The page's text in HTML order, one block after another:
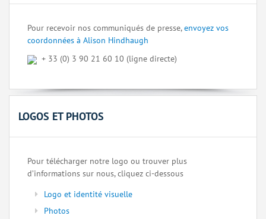
Pour recevoir nos communiqués de presse,envoyez vos
coordonnées à Alison Hindhaugh
+ 33 (0) 3 90 21 60 10 (ligne directe)
LOGOS ET PHOTOS
Pour télécharger notre logo ou trouver plus
d’informations sur nous, cliquez ci-dessous
Logo et identité visuelle
Photos